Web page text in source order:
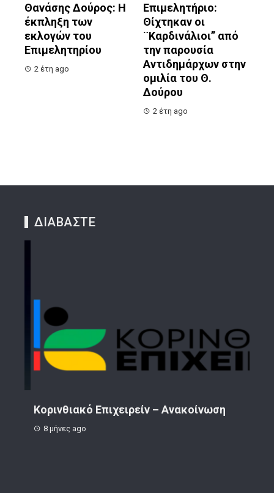
Θανάσης Δούρος: Η
έκπληξη των
εκλογών του
Επιμελητηρίου
2 έτη ago
Επιμελητήριο:
Θίχτηκαν οι
¨Καρδινάλιοι” από
την παρουσία
Αντιδημάρχων στην
ομιλία του Θ.
Δούρου
2 έτη ago
ΔΙΑΒΑΣΤΕ
Κορινθιακό Επιχειρείν – Ανακοίνωση
8 μήνες ago